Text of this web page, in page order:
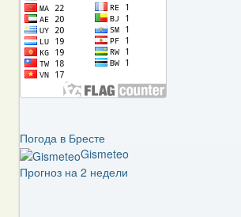
Погода в Бресте
Gismeteo
Прогноз на 2 недели